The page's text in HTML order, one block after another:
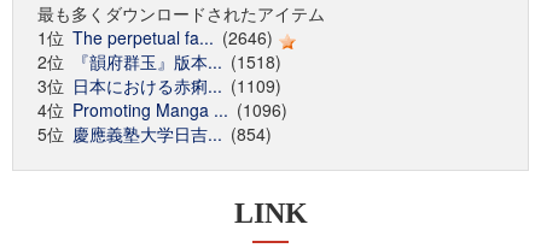
最も多くダウンロードされたアイテム
1位 The perpetual fa... (2646)
2位
『韻府群玉』版本... (1518)
3位 日本における赤痢... (1109)
4位 Promoting Manga ... (1096)
5位 慶應義塾大学日吉... (854)
LINK